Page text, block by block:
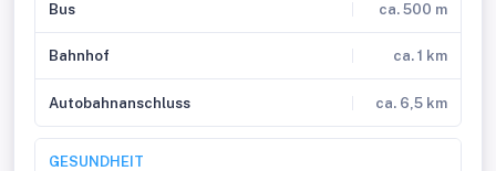
Bus ca. 500 m
Bahnhof ca. 1 km
Autobahnanschluss ca. 6,5 km
GESUNDHEIT